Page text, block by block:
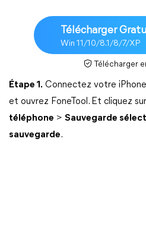
Télécharger
Win 11/10/8.1/8/7/XP
Télécharger
Étape 1. Connectez votre
et ouvrez FoneTool. Et cliquez sur
téléphone > Sauvegarde
sauvegarde.